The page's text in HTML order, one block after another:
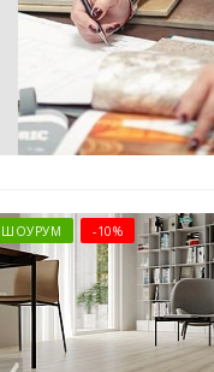
ШОУРУМ -10%